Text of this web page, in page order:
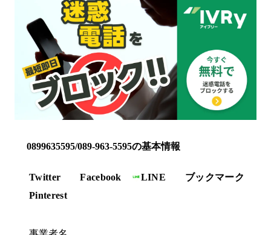
0899635595/089-963-5595の基本情報
Twitter Facebook LINE
ブックマーク
Pinterest